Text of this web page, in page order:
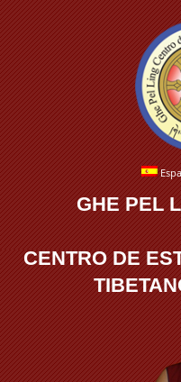
GHE PEL
CENTRO DE